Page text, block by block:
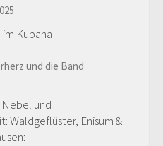
Kubana
und
Waldgeflüster, Enisum &